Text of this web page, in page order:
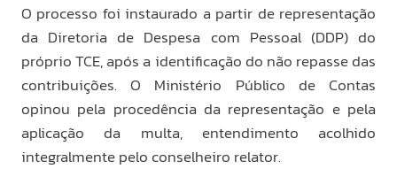
O processo foi instaurado a partir de representação
da Diretoria de Despesa com Pessoal (DDP) do
próprio TCE, após a identificação do não repasse das
contribuições. O Ministério Público de Contas
opinou pela procedência da representação e pela
aplicação da multa, entendimento acolhido
integralmente pelo conselheiro relator.